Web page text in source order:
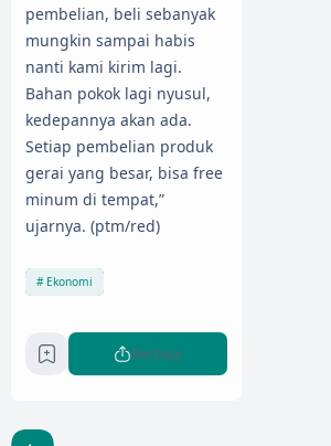
pembelian, beli sebanyak
mungkin sampai habis
nanti kami kirim lagi.
Bahan pokok lagi nyusul,
kedepannya akan ada.
Setiap pembelian produk
gerai yang besar, bisa free
minum di tempat,”
ujarnya. (ptm/red)
Ekonomi
Berbagi